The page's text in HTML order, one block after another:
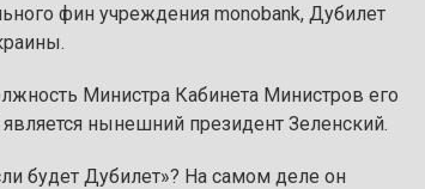
фин учреждения monobank, Дубилет
Министра Кабинета Министров его
нынешний президент Зеленский.
будет Дубилет»? На самом деле он